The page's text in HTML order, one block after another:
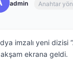
admin Anahtar
imzalı yeni dizisi
ekrana geldi.